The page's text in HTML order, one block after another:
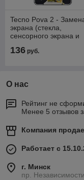
Tecno Pova 2 -
экрана (стекла,
сенсорного экрана и
136 руб.
О нас
Рейтинг не
Менее 5 отзывов
Компания
Работает с
г. Минск
пр.